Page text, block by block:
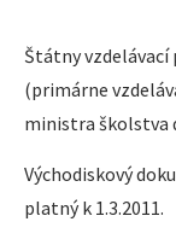
Štátny
(primárne
ministra školstva
Východiskový
platný k 1.3.2011.